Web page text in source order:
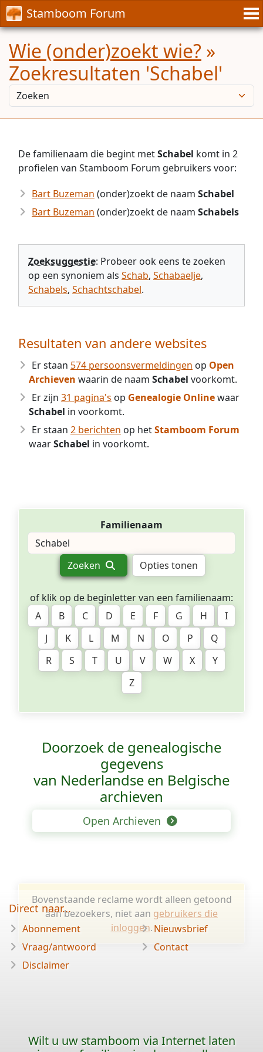
Stamboom Forum
Wie (onder)zoekt wie? »
Zoekresultaten 'Schabel'
De familienaam die begint metSchabel komt in 2
profielen van Stamboom Forum gebruikers voor:
Bart Buzeman (onder)zoekt de naam Schabel
Bart Buzeman (onder)zoekt de naam Schabels
Zoeksuggestie: Probeer ook eens te zoeken
op een synoniem als Schab, Schabaelje,
Schabels, Schachtschabel.
Resultaten van andere websites
Er staan 574 persoonsvermeldingen op Open
Archieven waarin de naam Schabel voorkomt.
Er zijn 31 pagina's op Genealogie Onlinewaar
Schabel in voorkomt.
Er staan 2 berichten op hetStamboom Forum
waarSchabel in voorkomt.
Familienaam
Zoeken Opties tonen
of klik op de beginletter van een familienaam:
A
B C D E F G H
I
J
K L M N O P
Q
R
S T U V W X
Y
Z
Doorzoek de genealogische
gegevens
van Nederlandse en Belgische
archieven
Open Archieven
Bovenstaande reclame wordt alleen getoond
aan bezoekers, niet aan gebruikers die
inloggen.
Direct naar...
Abonnement
Vraag/antwoord
Disclaimer
Nieuwsbrief
Contact
Wilt u uw stamboom via Internet laten